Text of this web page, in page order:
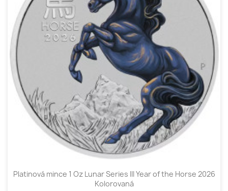
Platinová mince 1 Oz Lunar Series III Year of the Horse 2026
Kolorovaná